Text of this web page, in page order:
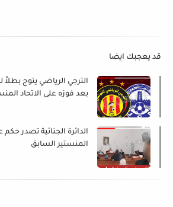
قد يعجبك ايضا
بعد فوزه على الاتحاد
الدائرة الجنائية تصدر
المنستير السابق